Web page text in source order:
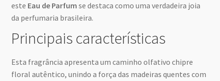
este Eau de Parfum se destaca como uma verdadeira joia
da perfumaria brasileira.
Principais características
Esta fragrância apresenta um caminho olfativo chipre
floral autêntico, unindo a força das madeiras quentes com